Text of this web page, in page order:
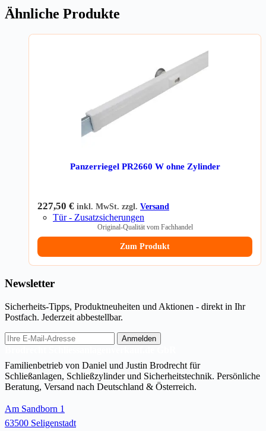
Ähnliche Produkte
Panzerriegel PR2660 W ohne Zylinder
227,50 € inkl. MwSt. zzgl. Versand
Tür - Zusatzsicherungen
Original-Qualität vom Fachhandel
Zum Produkt
Newsletter
Sicherheits-Tipps, Produktneuheiten und Aktionen - direkt in Ihr
Postfach. Jederzeit abbestellbar.
E-
Mail-
Anmelden
Familienbetrieb von Daniel und Justin Brodrecht für
Schließanlagen, Schließzylinder und Sicherheitstechnik. Persönliche
Beratung, Versand nach Deutschland & Österreich.
Am Sandborn 1
63500 Seligenstadt